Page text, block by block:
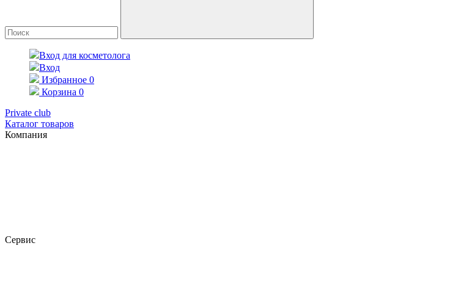
Вход для косметолога
Вход
Избранное 0
Корзина 0
Private club
Каталог товаров
Компания
Сервис